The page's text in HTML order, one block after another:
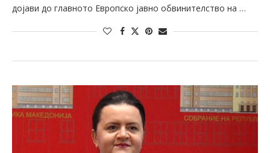
дојави до главното Европско јавно обвинителство на …